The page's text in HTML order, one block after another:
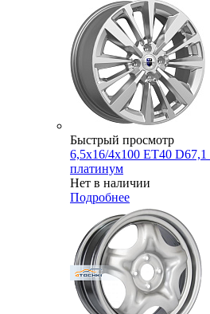
Быстрый просмотр
6,5x16/4x100 ET40
платинум
Нет в наличии
Подробнее